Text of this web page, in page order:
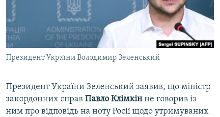
ВІДЕОУРОКИ «ELIFBE»
СВІДЧЕННЯ ОКУПАЦІЇ
УКРАЇНСЬКА ПРОБЛЕМА КРИМУ
ІНФОГРАФІКА
Русский
Qırımtatar
ДОЛУЧАЙСЯ!
Усі сайти RFE/RL
Президент України Володимир Зеленський
Президент України Зеленський заявив, що міністр
закордонних справ Павло Клімкін не говорив із
ним про відповідь на ноту Росії щодо утримуваних